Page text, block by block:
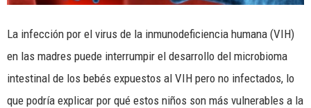
La infección por el virus de la inmunodeficiencia humana (VIH)
en las madres puede interrumpir el desarrollo del microbioma
intestinal de los bebés expuestos al VIH pero no infectados, lo
que podría explicar por qué estos niños son más vulnerables a la